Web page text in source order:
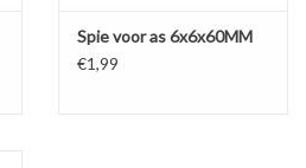
Spie voor as 6x6x60MM
€1,99